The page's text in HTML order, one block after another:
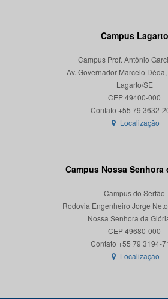
Campus Lagarto
Campus Prof. Antônio
Av. Governador Marcelo
Lagarto/SE
CEP 49400-000
Localização
Campus Nossa Senhora
Campus do Sertão
Rodovia Engenheiro Jorge
Nossa Senhora da
CEP 49680-000
Localização